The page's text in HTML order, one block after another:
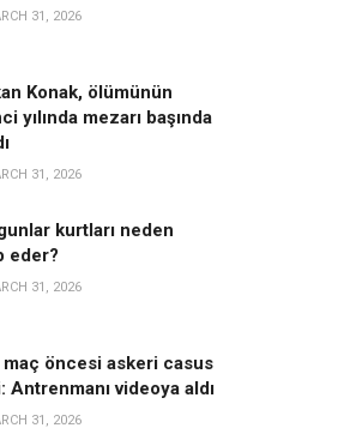
31, 2026
Konak, ölümünün
yılında mezarı başında
31, 2026
kurtları neden
eder?
31, 2026
öncesi askeri casus
Antrenmanı videoya aldı
31, 2026